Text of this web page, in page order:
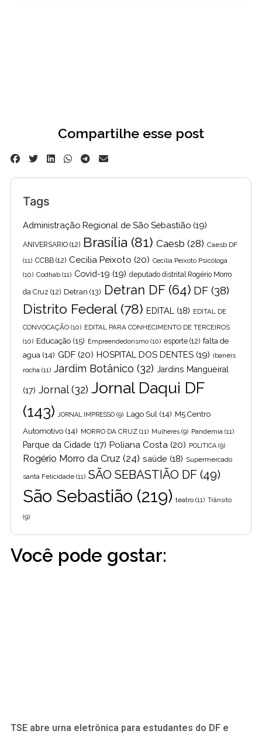
Compartilhe esse post
Tags
Administração Regional de São Sebastião (19)
ANIVERSARIO (12) Brasília (81) Caesb (28) Caesb DF
(11) CCBB (12) Cecilia Peixoto (20) Cecília Peixoto Psicóloga
(10) Codhab (11) Covid-19 (19) deputado distrital Rogério Morro
da Cruz (12) Detran (13) Detran DF(64) DF (38)
Distrito Federal(78) EDITAL (18) EDITAL DE
CONVOCAÇÃO (10) EDITAL PARA CONHECIMENTO DE TERCEIROS
(10) Educação (15) Empreendedorismo (10) esporte (12) falta de
agua (14) GDF (20) HOSPITAL DOS DENTES (19) ibaneis
rocha (11) Jardim Botânico (32) Jardins Mangueiral
(17) Jornal(32) Jornal Daqui DF
(143)
JORNAL IMPRESSO (9) Lago Sul (14) M5 Centro
Automotivo (14) MORRO DA CRUZ (11) Mulheres (9) Pandemia (11)
Parque da Cidade (17) Poliana Costa (20) POLITICA (9)
Rogério Morro da Cruz (24) saúde (18) Supermercado
santa Felicidade (11) SÃO SEBASTIÃO DF (49)
São Sebastião (219) teatro (11) Trânsito
(9)
Você pode gostar:
TSE abre urna eletrônica para estudantes do DF e